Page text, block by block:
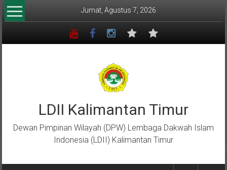
Lompat
ke
Jumat, Agustus 7, 2026
LDII Kalimantan Timur
Dewan Pimpinan Wilayah (DPW) Lembaga Dakwah Islam
Indonesia (LDII) Kalimantan Timur